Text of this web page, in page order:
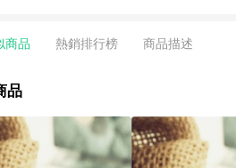
贈點回饋者 - 購物中心商店之商品：商品
商品 熱銷排行榜 商品描述
品